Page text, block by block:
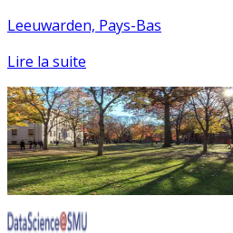
Leeuwarden, Pays-Bas
Lire la suite